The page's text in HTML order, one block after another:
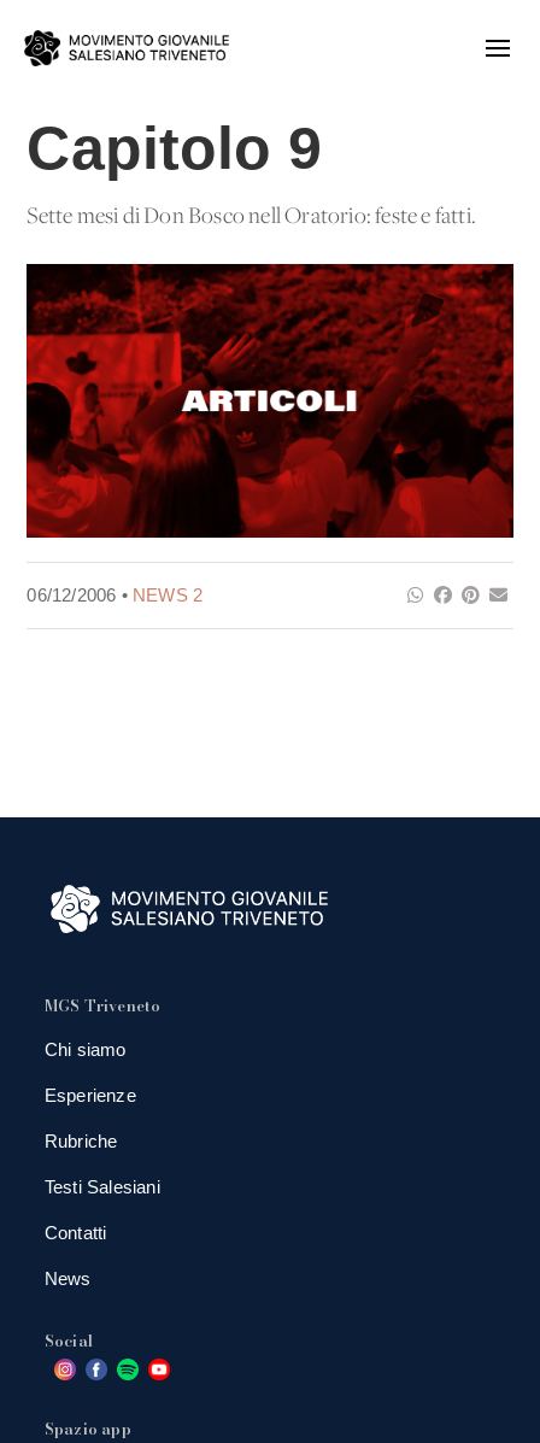
Capitolo 9
Sette mesi di Don Bosco nell'Oratorio: feste e fatti.
06/12/2006 • NEWS 2
MGS Triveneto
Chi siamo
Esperienze
Rubriche
Testi Salesiani
Contatti
News
Social
Spazio app